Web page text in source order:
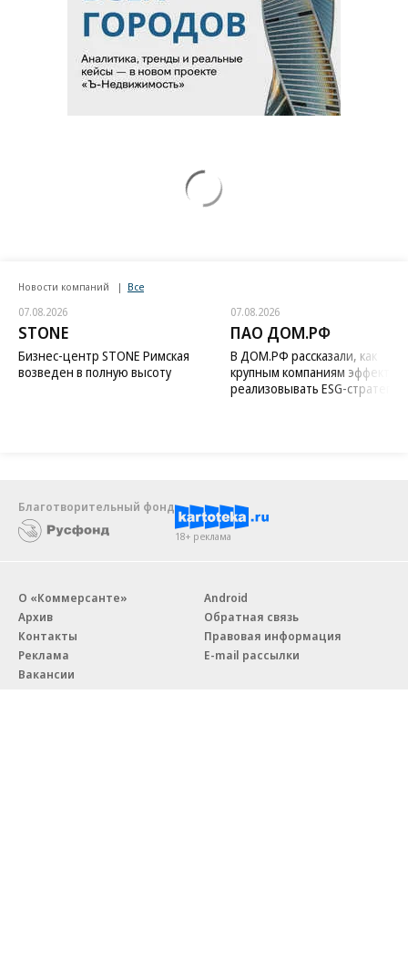
Новости компаний Все
07.08.2026
STONE
Бизнес-центр STONE Римская
возведен в полную высоту
07.08.2026
ПАО ДОМ.РФ
В ДОМ.РФ рассказали, как
крупным компаниям
реализовывать ESG-стратегию
Благотворительный фонд
18+ реклама
О «Коммерсанте»
Архив
Контакты
Реклама
Вакансии
Android
Обратная связь
Правовая информация
E-mail рассылки